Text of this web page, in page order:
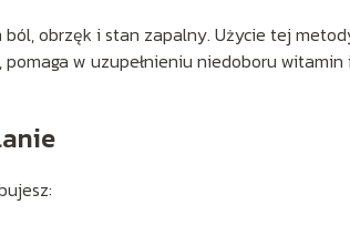
obrzęk i stan zapalny. Użycie tej
w uzupełnieniu niedoboru witamin